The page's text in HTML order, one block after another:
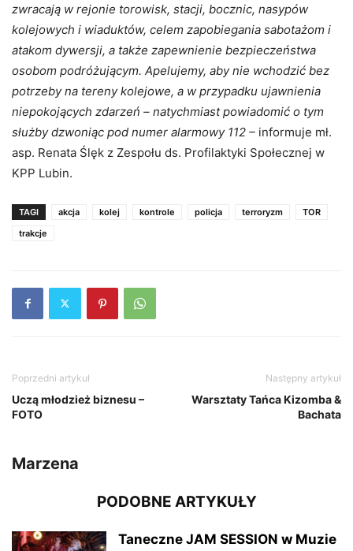
zwracają w rejonie torowisk, stacji, bocznic, nasypów
kolejowych i wiaduktów, celem zapobiegania sabotażom i
atakom dywersji, a także zapewnienie bezpieczeństwa
osobom podróżującym. Apelujemy, aby nie wchodzić bez
potrzeby na tereny kolejowe, a w przypadku ujawnienia
niepokojących zdarzeń – natychmiast powiadomić o tym
służby dzwoniąc pod numer alarmowy 112 – informuje mł.
asp. Renata Ślęk z Zespołu ds. Profilaktyki Społecznej w
KPP Lubin.
TAGI akcja kolej kontrole policja terroryzm
TOR
trakcje
Poprzedni artykuł
Uczą młodzież biznesu –
FOTO
Następny artykuł
Warsztaty Tańca Kizomba &
Bachata
Marzena
PODOBNE ARTYKUŁY
Taneczne JAM SESSION w Muzie